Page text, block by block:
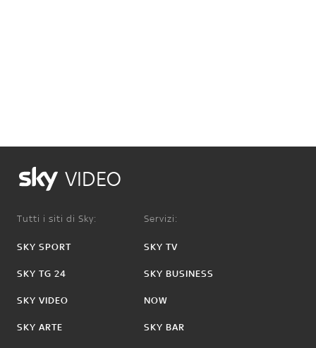
VIDEO
Tutti i siti di Sky:
SKY SPORT
SKY TG 24
SKY VIDEO
SKY ARTE
Servizi:
SKY TV
SKY BUSINESS
NOW
SKY BAR